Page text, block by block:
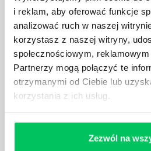
i reklam, aby oferować funkcje
analizować ruch w naszej
korzystasz z naszej witryny,
społecznościowym,
Partnerzy mogą połączyć te
otrzymanymi od Ciebie lub
korzystania z ich usług.
Zezwól na
odpowiemy pokrótce poniżej.
GDZIE MOŻEMY ZAPOZNAĆ
WYMAGANIAMI NORM
W związku z ogromnym
społeczeństwa wprowadzane